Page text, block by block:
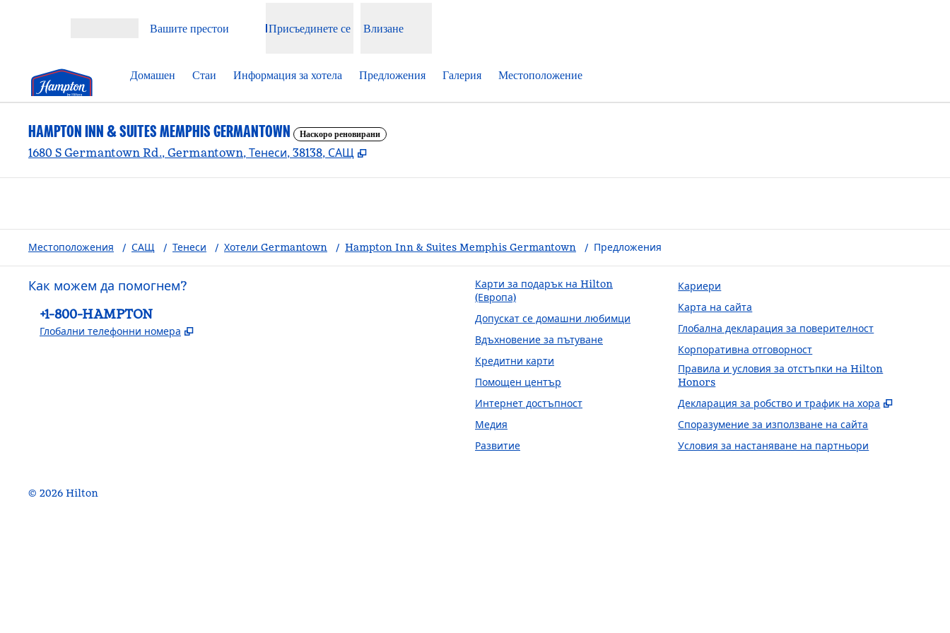
Вашите престои Присъединете се Влизане
Домашен Стаи Информация за хотела Предложения Галерия Местоположение
HAMPTON INN & SUITES MEMPHIS GERMANTOWN Наскоро реновирани
1680 S Germantown Rd., Germantown, Тенеси, 38138, САЩ ,
Местоположения / САЩ / Тенеси / Хотели Germantown / Hampton Inn & Suites Memphis Germantown / Предложения
Как можем да помогнем?
Телефон:
+1-800-HAMPTON
Глобални телефонни номера ,
Карти за подарък на Hilton
(Европа)
Допускат се домашни любимци
Вдъхновение за пътуване
Кредитни карти
Помощен център
Интернет достъпност
Медия
Развитие
Кариери
Карта на сайта
Глобална декларация за поверителност
Корпоративна отговорност
Правила и условия за отстъпки на Hilton
Honors
Декларация за робство и трафик на хора
,
Споразумение за използване на сайта
Условия за настаняване на партньори
© 2026 Hilton